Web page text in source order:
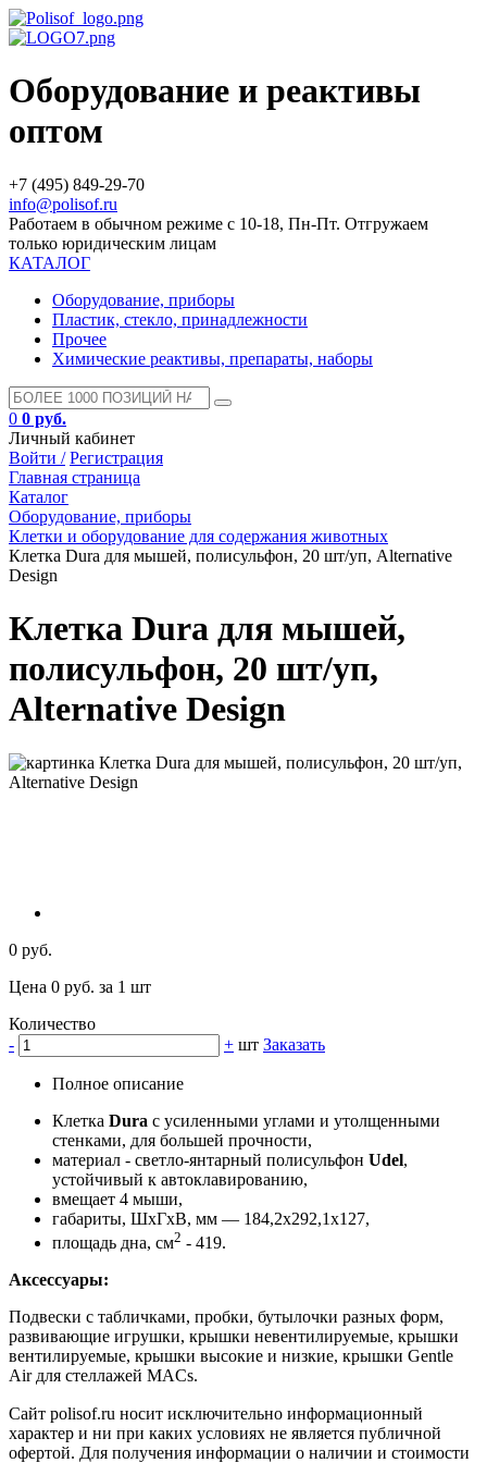
Оборудование и реактивы
оптом
+7 (495) 849-29-70
info@polisof.ru
Работаем в обычном режиме с 10-18, Пн-Пт. Отгружаем
только юридическим лицам
КАТАЛОГ
Оборудование, приборы
Пластик, стекло, принадлежности
Прочее
Химические реактивы, препараты, наборы
0 0 руб.
Личный кабинет
Войти / Регистрация
Главная страница
Каталог
Оборудование, приборы
Клетки и оборудование для содержания животных
Клетка Dura для мышей, полисульфон, 20 шт/уп, Alternative
Design
Клетка Dura для мышей,
полисульфон, 20 шт/уп,
Alternative Design
0 руб.
Цена 0 руб. за 1 шт
Количество
-
+ шт Заказать
Полное описание
Клетка Dura с усиленными углами и утолщенными
стенками, для большей прочности,
материал - светло-янтарный полисульфон Udel,
устойчивый к автоклавированию,
вмещает 4 мыши,
габариты, ШхГхВ, мм — 184,2x292,1x127,
площадь дна, см2 - 419.
Аксессуары:
Подвески с табличками, пробки, бутылочки разных форм,
развивающие игрушки, крышки невентилируемые, крышки
вентилируемые, крышки высокие и низкие, крышки Gentle
Air для стеллажей MACs.
Сайт polisof.ru носит исключительно информационный
характер и ни при каких условиях не является публичной
офертой. Для получения информации о наличии и стоимости